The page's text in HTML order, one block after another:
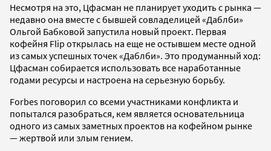
Несмотря на это, Цфасман не планирует уходить с рынка —
недавно она вместе с бывшей совладелицей «Даблби»
Ольгой Бабковой запустила новый проект. Первая
кофейня Flip открылась на еще не остывшем месте одной
из самых успешных точек «Даблби». Это продуманный ход:
Цфасман собирается использовать все наработанные
годами ресурсы и настроена на серьезную борьбу.
Forbes поговорил со всеми участниками конфликта и
попытался разобраться, кем является основательница
одного из самых заметных проектов на кофейном рынке
— жертвой или злым гением.